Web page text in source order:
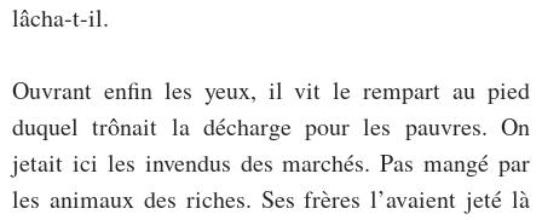
lâcha-t-il.
Ouvrant enfin les yeux, il vit le rempart au pied
duquel trônait la décharge pour les pauvres. On
jetait ici les invendus des marchés. Pas mangé par
les animaux des riches. Ses frères l’avaient jeté là